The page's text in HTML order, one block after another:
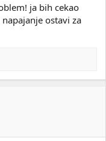
ja bih cekao
ostavi za